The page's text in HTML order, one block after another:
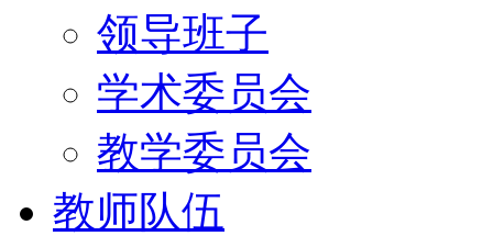
领导班子
学术委员会
教学委员会
教师队伍